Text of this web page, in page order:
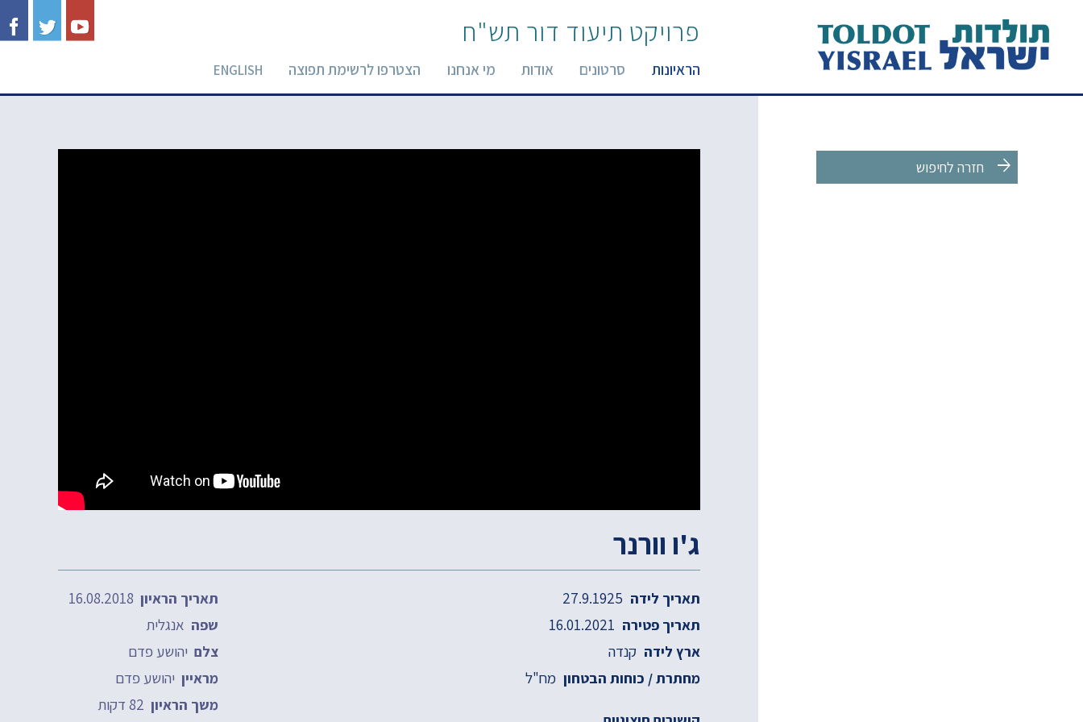
פרויקט תיעוד דור תש"ח
הראיונות סרטונים אודות מי אנחנו הצטרפו לרשימת תפוצה ENGLISH
arrow_forward חזרה לחיפוש
ג'ו וורנר
תאריך לידה
תאריך פטירה
ארץ לידה קנדה
מחתרת / כוחות הבטחון מח"ל
תאריך הראיון
שפה אנגלית
צלם יהושע פדם
מראיין יהושע פדם
משך הראיון